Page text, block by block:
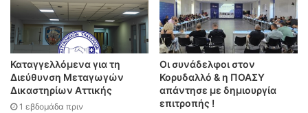
Καταγγελλόμενα για τη
Διεύθυνση Μεταγωγών
Δικαστηρίων Αττικής
1 εβδομάδα πριν
Οι συνάδελφοι στον
Κορυδαλλό & η ΠΟΑΣΥ
απάντησε με δημιουργία
επιτροπής !